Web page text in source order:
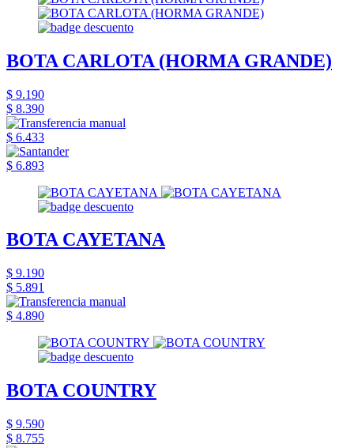
BOTA CARLOTA (HORMA GRANDE)
$ 9.190
$ 8.390
$ 6.433
$ 6.893
BOTA CAYETANA
$ 9.190
$ 5.891
$ 4.890
BOTA COUNTRY
$ 9.590
$ 8.755